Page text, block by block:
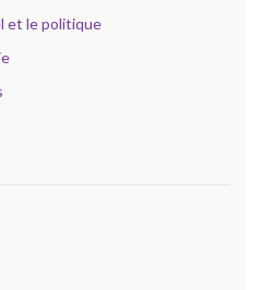
et le politique